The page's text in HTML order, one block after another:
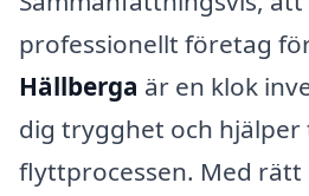
professionellt företag
Hällberga är en klok
dig trygghet och
flyttprocessen. Med rätt